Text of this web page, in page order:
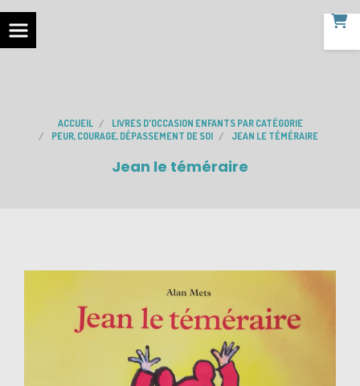
ACCUEIL
LIVRES D'OCCASION ENFANTS PAR CATÉGORIE
PEUR, COURAGE, DÉPASSEMENT DE SOI
JEAN LE TÉMÉRAIRE
Jean le téméraire